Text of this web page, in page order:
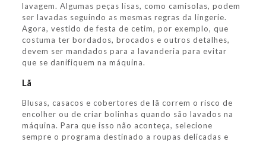
lavagem. Algumas peças lisas, como camisolas, podem
ser lavadas seguindo as mesmas regras da lingerie.
Agora, vestido de festa de cetim, por exemplo, que
costuma ter bordados, brocados e outros detalhes,
devem ser mandados para a lavanderia para evitar
que se danifiquem na máquina.
Lã
Blusas, casacos e cobertores de lã correm o risco de
encolher ou de criar bolinhas quando são lavados na
máquina. Para que isso não aconteça, selecione
sempre o programa destinado a roupas delicadas e